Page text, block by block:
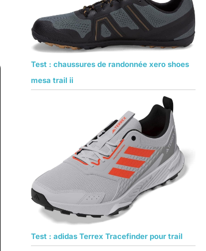
Test : chaussures de randonnée xero shoes
mesa trail ii
Test : adidas Terrex Tracefinder pour trail